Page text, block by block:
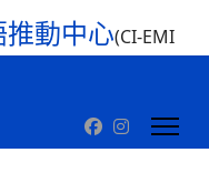
動中心(CI-EMI